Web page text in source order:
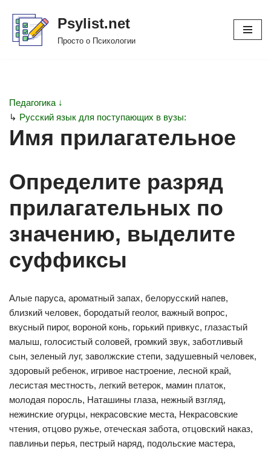
Перейти
Psylist.net
Просто о Психологии
Педагогика ↓
↳ Русский язык для поступающих в вузы:
Имя прилагательное
Определите разряд
прилагательных по
значению, выделите
суффиксы
Алые паруса, ароматный запах, белорусский напев,
близкий человек, бородатый геолог, важный вопрос,
вкусный пирог, вороной конь, горький привкус, глазастый
малыш, голосистый соловей, громкий звук, заботливый
сын, зеленый луг, заволжские степи, задушевный человек,
здоровый ребенок, игривое настроение, лесной край,
лесистая местность, легкий ветерок, мамин платок,
молодая поросль, Наташины глаза, нежный взгляд,
нежинские огурцы, некрасовские места, Некрасовские
чтения, отцово ружье, отеческая забота, отцовский наказ,
павлиньи перья, пестрый наряд, подольские мастера,